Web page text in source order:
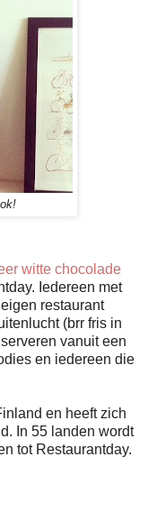
witte chocolade
Iedereen met
restaurant
(brr fris in
vanuit een
en iedereen die
en heeft zich
In 55 landen wordt
tot Restaurantday.